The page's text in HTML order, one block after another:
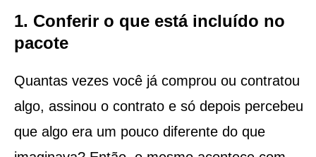
1. Conferir o que está incluído no
pacote
Quantas vezes você já comprou ou contratou
algo, assinou o contrato e só depois percebeu
que algo era um pouco diferente do que